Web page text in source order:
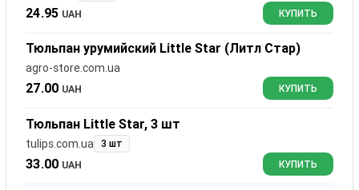
24.95 UAH КУПИТЬ
Тюльпан урумийский Little Star (Литл Стар)
agro-store.com.ua
27.00 UAH КУПИТЬ
Тюльпан Little Star, 3 шт
tulips.com.ua 3 шт
33.00 UAH КУПИТЬ